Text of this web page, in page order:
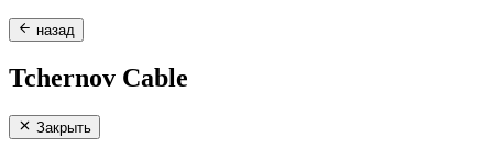
назад
Tchernov Cable
Закрыть